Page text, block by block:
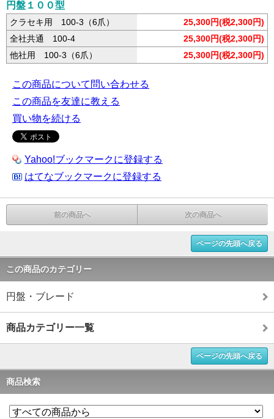
円盤１００型
クラセキ用 100-3（6爪）
25,300円(税2,300円)
全社共通 100-4
25,300円(税2,300円)
他社用 100-3（6爪）
25,300円(税2,300円)
この商品について問い合わせる
この商品を友達に教える
買い物を続ける
Yahoo!ブックマークに登録する
はてなブックマークに登録する
前の商品へ 次の商品へ
ページの先頭へ戻る
この商品のカテゴリー
円盤・ブレード
商品カテゴリー一覧
ページの先頭へ戻る
商品検索